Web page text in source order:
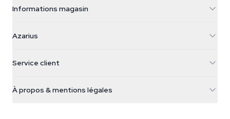
Informations magasin
Galvaniweg 11
Nederland
+31(0)204897914
Azarius
Smokeshop
Service client
Politique de retour
À propos & mentions légales